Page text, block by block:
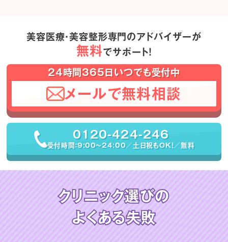
美容医療・美容整形専門のアドバイザーが
無料でサポート！
24時間365日いつでも受付中
メールで無料相談
0120-424-246
受付時間：9:00〜24:00／土日祝もOK！／無料
クリニック選びの
よくある失敗